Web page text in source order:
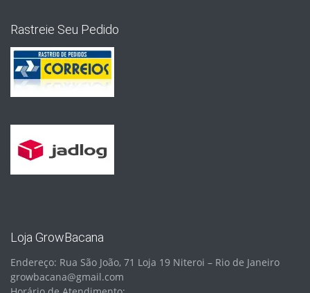
Rastreie Seu Pedido
Loja GrowBacana
Endereço: Rua São João, 71 Loja 19 Niteroi – Rio de Janeiro
growbacana@gmail.com